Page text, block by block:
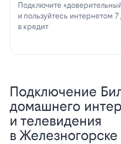
Подключите
и пользуйтесь интернетом 7
в кредит
Подключение
домашнего
и телевидения
в Железногорске